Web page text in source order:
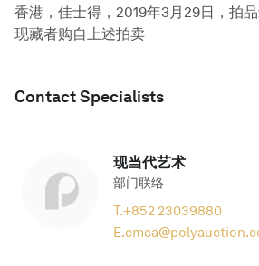
香港，佳士得，2019年3月29日，拍
现藏者购自上述拍卖
Contact Specialists
现当代艺术
部门联络
T.+852 23039880
E.